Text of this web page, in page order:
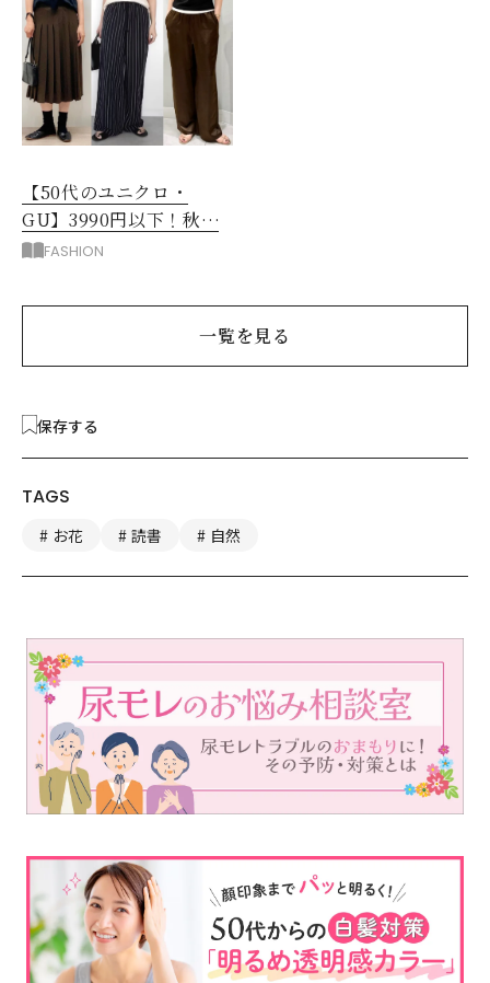
【50代のユニクロ・
GU】3990円以下！秋ま
ではける涼しげボトムス3
FASHION
一覧を見る
保存する
TAGS
お花 読書 自然